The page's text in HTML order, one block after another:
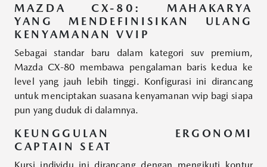
MAZDA CX-80: MAHAKARYA
YANG MENDEFINISIKAN ULANG
KENYAMANAN VVIP
Sebagai standar baru dalam kategori suv premium,
Mazda CX-80 membawa pengalaman baris kedua ke
level yang jauh lebih tinggi. Konfigurasi ini dirancang
untuk menciptakan suasana kenyamanan vvip bagi siapa
pun yang duduk di dalamnya.
KEUNGGULAN ERGONOMI
CAPTAIN SEAT